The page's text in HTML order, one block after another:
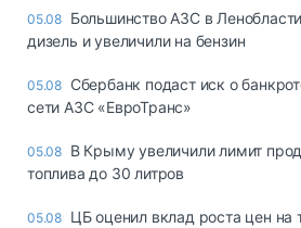
05.08 Большинство АЗС в
дизель и увеличили на бензин
05.08 Сбербанк подаст иск о
сети АЗС «ЕвроТранс»
05.08 В Крыму увеличили лимит
топлива до 30 литров
05.08 ЦБ оценил вклад роста цен на